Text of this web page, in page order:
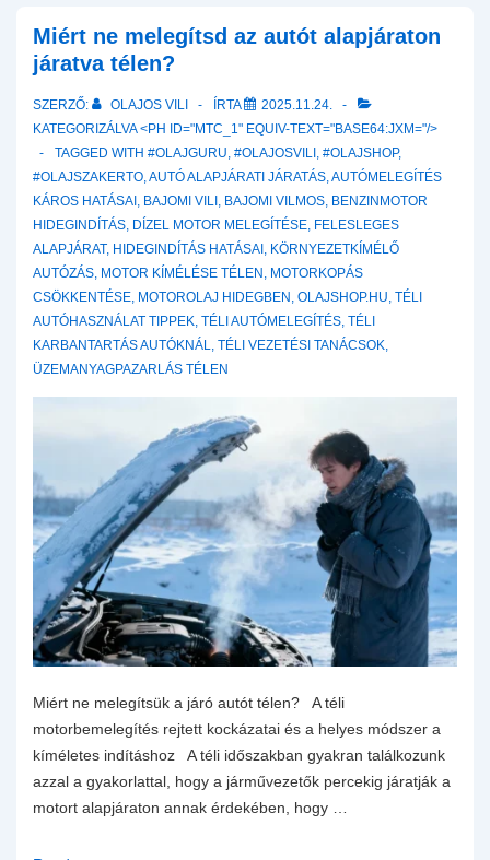
okozói?
Ezek
szokások
Ölik
az
autód
motorját
Miért ne melegítsd az autót alapjáraton
járatva télen?
SZERZŐ: OLAJOS VILI ÍRTA
2025.11.24.
KATEGORIZÁLVA <PH ID="MTC_1" EQUIV-TEXT="BASE64:JXM="/>
TAGGED WITH #OLAJGURU, #OLAJOSVILI , #OLAJSHOP,
#OLAJSZAKERTO,AUTÓ ALAPJÁRATI JÁRATÁS,AUTÓMELEGÍTÉS
KÁROS HATÁSAI , BAJOMI VILI , BAJOMI VILMOS, BENZINMOTOR
HIDEGINDÍTÁS, DÍZEL MOTOR MELEGÍTÉSE, FELESLEGES
ALAPJÁRAT, HIDEGINDÍTÁS HATÁSAI , KÖRNYEZETKÍMÉLŐ
AUTÓZÁS, MOTOR KÍMÉLÉSE TÉLEN , MOTORKOPÁS
CSÖKKENTÉSE, MOTOROLAJ HIDEGBEN , OLAJSHOP.HU, TÉLI
AUTÓHASZNÁLAT TIPPEK, TÉLI AUTÓMELEGÍTÉS, TÉLI
KARBANTARTÁS AUTÓKNÁL, TÉLI VEZETÉSI TANÁCSOK,
ÜZEMANYAGPAZARLÁS TÉLEN
Miért ne melegítsük a járó autót télen? A téli
motorbemelegítés rejtett kockázatai és a helyes módszer a
kíméletes indításhoz A téli időszakban gyakran találkozunk
azzal a gyakorlattal, hogy a járművezetők percekig járatják a
motort alapjáraton annak érdekében, hogy …